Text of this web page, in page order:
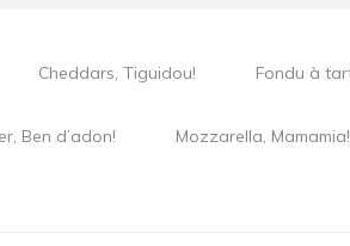
Cheddars, Tiguidou! Fondu à
Ben d’adon! Mozzarella, Mamamia!